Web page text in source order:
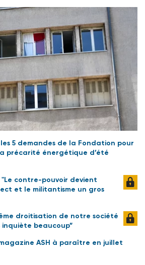
5 demandes de la Fondation pour
précarité énergétique d’été
contre-pouvoir devient
et le militantisme un gros
droitisation de notre société
beaucoup”
ASH à paraître en juillet